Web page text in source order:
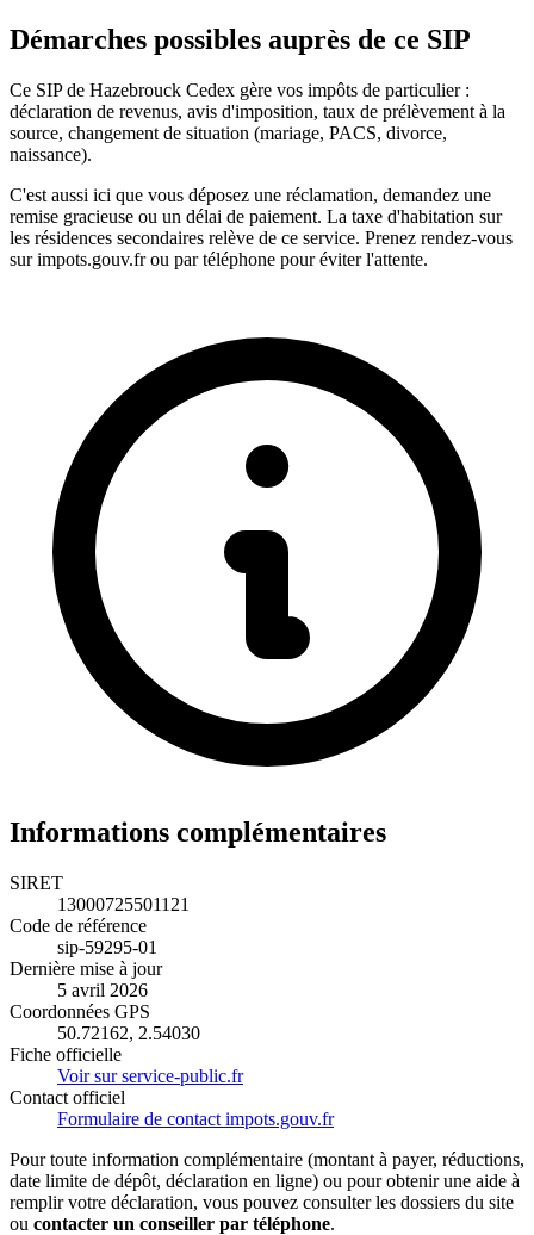
Démarches possibles auprès de ce SIP
Ce SIP de Hazebrouck Cedex gère vos impôts de particulier :
déclaration de revenus, avis d'imposition, taux de prélèvement à la
source, changement de situation (mariage, PACS, divorce,
naissance).
C'est aussi ici que vous déposez une réclamation, demandez une
remise gracieuse ou un délai de paiement. La taxe d'habitation sur
les résidences secondaires relève de ce service. Prenez rendez-vous
sur impots.gouv.fr ou par téléphone pour éviter l'attente.
Informations complémentaires
SIRET
13000725501121
Code de référence
sip-59295-01
Dernière mise à jour
5 avril 2026
Coordonnées GPS
50.72162, 2.54030
Fiche officielle
Voir sur service-public.fr
Contact officiel
Formulaire de contact impots.gouv.fr
Pour toute information complémentaire (montant à payer, réductions,
date limite de dépôt, déclaration en ligne) ou pour obtenir une aide à
remplir votre déclaration, vous pouvez consulter les dossiers du site
ou contacter un conseiller par téléphone.